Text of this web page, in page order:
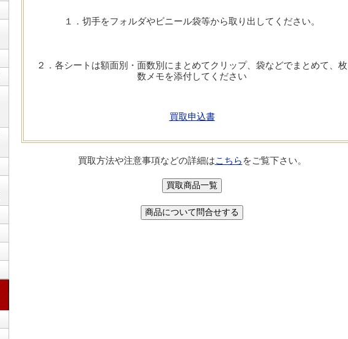
１．切手をフォルダやビニール袋等から取り出してください。
２．各シートは額面別・面数別にまとめてクリップ、袋などでまとめて、枚
数メモを添付してください
買取申込書
買取方法や注意事項などの詳細はこちら をご覧下さい。